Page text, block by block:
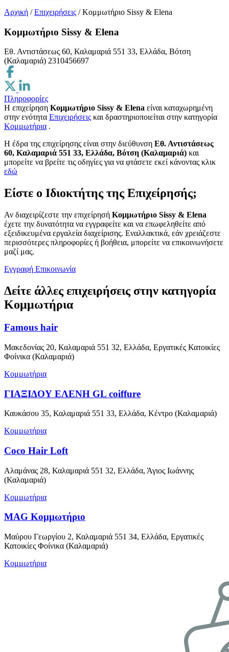
Αρχική / Επιχειρήσεις / Κομμωτήριο Sissy & Elena
Κομμωτήριο Sissy & Elena
Εθ. Αντιστάσεως 60, Καλαμαριά 551 33, Ελλάδα, Βότση
(Καλαμαριά) 2310456697
Πληροφορίες
Η επιχείρηση Κομμωτήριο Sissy & Elena είναι καταχωρημένη
στην ενότητα Επιχειρήσεις και δραστηριοποιείται στην κατηγορία
Κομμωτήρια .
H έδρα της επιχείρησης είναι στην διεύθυνση Εθ. Αντιστάσεως
60, Καλαμαριά 551 33, Ελλάδα, Βότση (Καλαμαριά) και
μπορείτε να βρείτε τις οδηγίες για να φτάσετε εκεί κάνοντας κλικ
εδώ
Είστε ο Ιδιοκτήτης της Επιχείρησής;
Αν διαχειρίζεστε την επιχείρησή Κομμωτήριο Sissy & Elena
έχετε την δυνατότητα να εγγραφείτε και να επωφεληθείτε από
εξειδικευμένα εργαλεία διαχείρισης. Εναλλακτικά, εάν χρειάζεστε
περισσότερες πληροφορίες ή βοήθεια, μπορείτε να επικοινωνήσετε
μαζί μας.
Εγγραφή Επικοινωνία
Δείτε άλλες επιχειρήσεις στην κατηγορία
Κομμωτήρια
Famous hair
Μακεδονίας 20, Καλαμαριά 551 32, Ελλάδα, Εργατικές Κατοικίες
Φοίνικα (Καλαμαριά)
Κομμωτήρια
ΓΙΑΞΙΔΟΥ ΕΛΕΝΗ GL coiffure
Καυκάσου 35, Καλαμαριά 551 33, Ελλάδα, Κέντρο (Καλαμαριά)
Κομμωτήρια
Coco Hair Loft
Αλαμάνας 28, Καλαμαριά 551 32, Ελλάδα, Άγιος Ιωάννης
(Καλαμαριά)
Κομμωτήρια
MAG Κομμωτήριο
Μαύρου Γεωργίου 2, Καλαμαριά 551 34, Ελλάδα, Εργατικές
Κατοικίες Φοίνικα (Καλαμαριά)
Κομμωτήρια